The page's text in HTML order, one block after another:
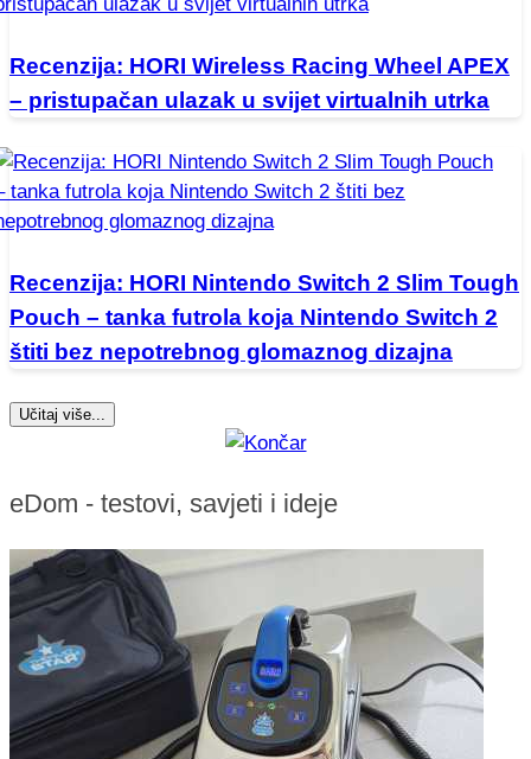
Recenzija: HORI Wireless Racing Wheel APEX
– pristupačan ulazak u svijet virtualnih utrka
Recenzija: HORI Nintendo Switch 2 Slim Tough
Pouch – tanka futrola koja Nintendo Switch 2
štiti bez nepotrebnog glomaznog dizajna
Učitaj više...
eDom - testovi, savjeti i ideje